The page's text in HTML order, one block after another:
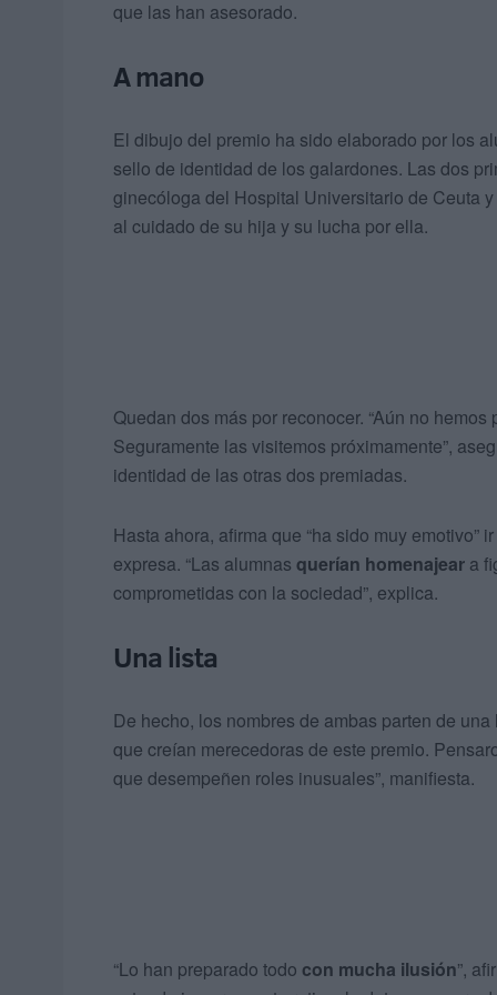
que las han asesorado.
A mano
El dibujo del premio ha sido elaborado por los
sello de identidad de los galardones. Las dos
ginecóloga del Hospital Universitario de Ceuta
al cuidado de su hija y su lucha por ella.
Quedan dos más por reconocer. “Aún no
Seguramente las visitemos próximamente”,
identidad de las otras dos premiadas.
Hasta ahora, afirma que “ha sido muy emotivo”
expresa. “Las alumnas querían homenajear a
comprometidas con la sociedad”, explica.
Una lista
De hecho, los nombres de ambas parten de
que creían merecedoras de este premio.
que desempeñen roles inusuales”, manifiesta.
“Lo han preparado todo con mucha ilusión”,